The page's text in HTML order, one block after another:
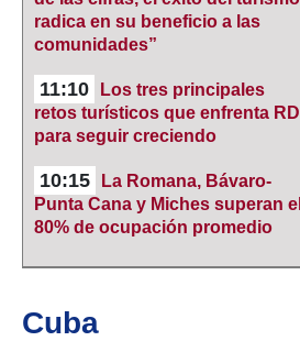
radica en su beneficio a las
comunidades”
11:10
Los tres principales
retos turísticos que enfrenta RD
para seguir creciendo
10:15
La Romana, Bávaro-
Punta Cana y Miches superan el
80% de ocupación promedio
Cuba